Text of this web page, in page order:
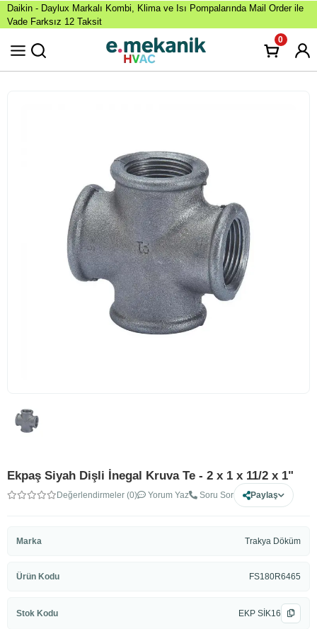
Daikin - Daylux Markalı Kombi, Klima ve Isı Pompalarında Mail Order ile
Vade Farksız 12 Taksit
0
Ekpaş Siyah Dişli İnegal Kruva Te - 2 x 1 x 11/2 x 1"
Değerlendirmeler (0) Yorum Yaz Soru Sor Paylaş
Marka Trakya Döküm
Ürün Kodu FS180R6465
Stok Kodu EKP SİK16